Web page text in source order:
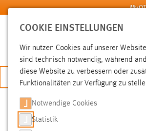
Zum Hauptinhalt springen
JETZT BEWERBEN
SUCHE
COOKIE EINSTELLUNGEN
Wir nutzen Cookies auf unserer
sind technisch notwendig, während
diese Website zu verbessern oder
Funktionalitäten zur Verfügung zu
Notwendige Cookies
Statistik